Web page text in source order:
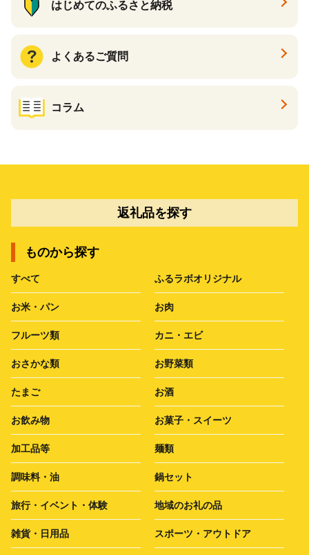
はじめてのふるさと納税
よくあるご質問
コラム
返礼品を探す
ものから探す
すべて ふるラボオリジナル
お米・パン お肉
フルーツ類 カニ・エビ
おさかな類 お野菜類
たまご お酒
お飲み物 お菓子・スイーツ
加工品等 麺類
調味料・油 鍋セット
旅行・イベント・体験 地域のお礼の品
雑貨・日用品 スポーツ・アウトドア